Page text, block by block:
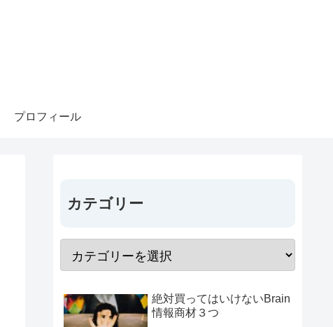
プロフィール
カテゴリー
絶対買ってはいけないBrain
情報商材３つ